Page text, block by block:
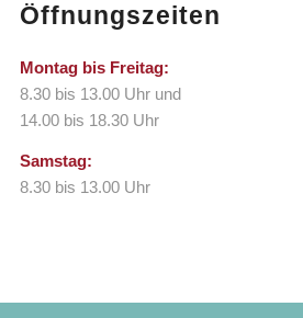
Öffnungszeiten
Montag bis Freitag:
8.30 bis 13.00 Uhr und
14.00 bis 18.30 Uhr
Samstag:
8.30 bis 13.00 Uhr